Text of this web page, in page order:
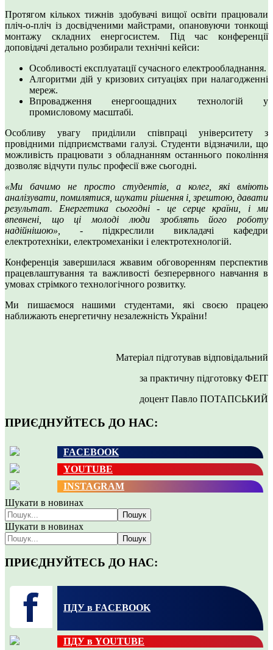
Протягом кількох тижнів здобувачі вищої освіти працювали
пліч-о-пліч із досвідченими майстрами, опановуючи тонкощі
монтажу складних енергосистем. Під час конференції
доповідачі детально розбирали технічні кейси:
Особливості експлуатації сучасного електрообладнання.
Алгоритми дій у кризових ситуаціях при налагодженні
мереж.
Впровадження енергоощадних технологій у
промисловому масштабі.
Особливу увагу приділили співпраці університету з
провідними підприємствами галузі. Студенти відзначили, що
можливість працювати з обладнанням останнього покоління
дозволяє відчути пульс професії вже сьогодні.
«Ми бачимо не просто студентів, а колег, які вміють
аналізувати, помилятися, шукати рішення і, зрештою, давати
результат. Енергетика сьогодні - це серце країни, і ми
впевнені, що ці молоді люди зроблять його роботу
надійнішою»,
- підкреслили викладачі кафедри
електротехніки, електромеханіки і електротехнологій.
Конференція завершилася жвавим обговоренням перспектив
працевлаштування та важливості безперервного навчання в
умовах стрімкого технологічного розвитку.
Ми пишаємося нашими студентами, які своєю працею
наближають енергетичну незалежність України!
Матеріал підготував відповідальний
за практичну підготовку ФЕІТ
доцент Павло ПОТАПСЬКИЙ
ПРИЄДНУЙТЕСЬ ДО НАС:
FACEBOOK
YOUTUBE
INSTAGRAM
Шукати в новинах
Пошук
Шукати в новинах
Пошук
ПРИЄДНУЙТЕСЬ ДО НАС:
ПДУ в FACEBOOK
ПДУ в YOUTUBE